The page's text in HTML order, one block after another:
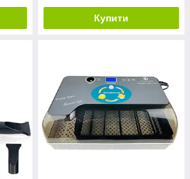
Купити